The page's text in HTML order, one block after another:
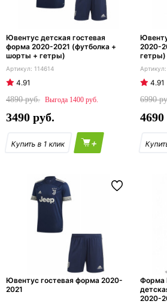
Ювентус детская гостевая
форма 2020-2021 (футболка +
шорты + гетры)
114614
4.91
4890
1400
3490
+
2020-
гетры)
4.91
6990
4690
Ювентус гостевая форма 2020-
2021
Форма
2020-